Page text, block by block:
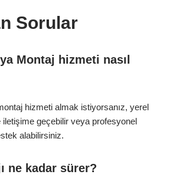
Sorular
Montaj hizmeti nasıl
hizmeti almak istiyorsanız, yerel
iletişime geçebilir veya profesyonel
alabilirsiniz.
ne kadar sürer?